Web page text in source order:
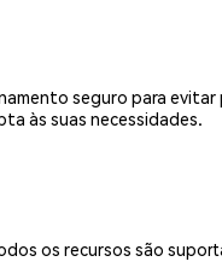
seguro para
às suas necessidades.
os recursos são